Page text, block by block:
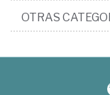
OTRAS